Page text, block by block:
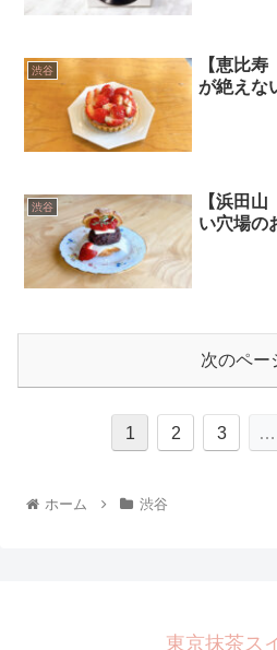
渋谷
【恵比
が絶えな
渋谷
【浜田
い穴場の
次のペー
1 2 3 …
ホーム 渋谷
東京抹茶ス